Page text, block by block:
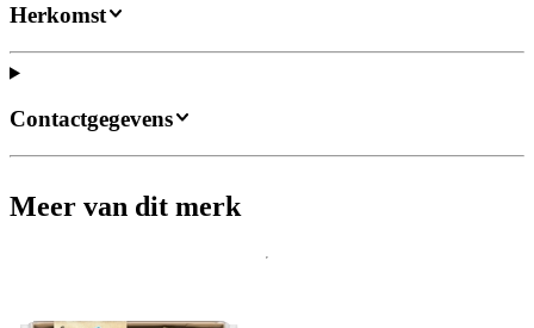
Herkomst
Contactgegevens
Meer van dit merk